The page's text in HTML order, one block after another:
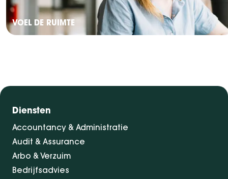
VOEL DE RUIMTE
Diensten
Accountancy & Administratie
Audit & Assurance
Arbo & Verzuim
Bedrijfsadvies